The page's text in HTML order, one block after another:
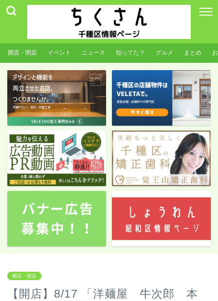
開店・閉店 イベント ニュース 知ってた？ グルメ まとめ
開店・閉店
【開店】8/17 「洋麺屋 牛次郎 本